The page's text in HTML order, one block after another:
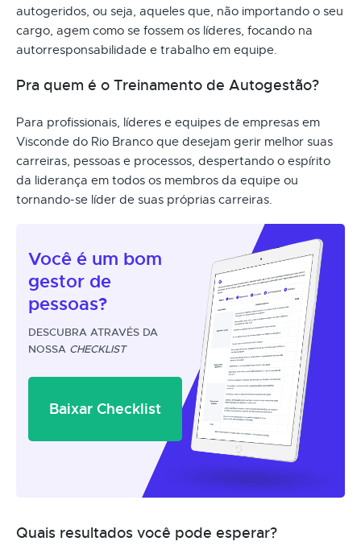
autogeridos, ou seja, aqueles que, não importando o seu
cargo, agem como se fossem os líderes, focando na
autorresponsabilidade e trabalho em equipe.
Pra quem é o Treinamento de Autogestão?
Para profissionais, líderes e equipes de empresas em
Visconde do Rio Branco que desejam gerir melhor suas
carreiras, pessoas e processos, despertando o espírito
da liderança em todos os membros da equipe ou
tornando-se líder de suas próprias carreiras.
Você é um bom
gestor de
pessoas?
DESCUBRA ATRAVÉS DA
NOSSA CHECKLIST
Baixar Checklist
Quais resultados você pode esperar?